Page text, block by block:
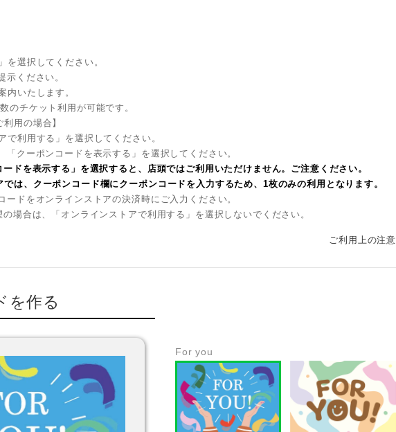
選択してください。
ください。
いたします。
のチケット利用が可能です。
用の場合】
利用する」を選択してください。
クーポンコードを表示する」を選択してください。
ドを表示する」を選択すると、店頭ではご利用いただけません。ご注意ください。
は、クーポンコード欄にクーポンコードを入力するため、1枚のみの利用となります。
ドをオンラインストアの決済時にご入力ください。
合は、「オンラインストアで利用する」を選択しないでください。
ご利用上の注意
を作る
For you